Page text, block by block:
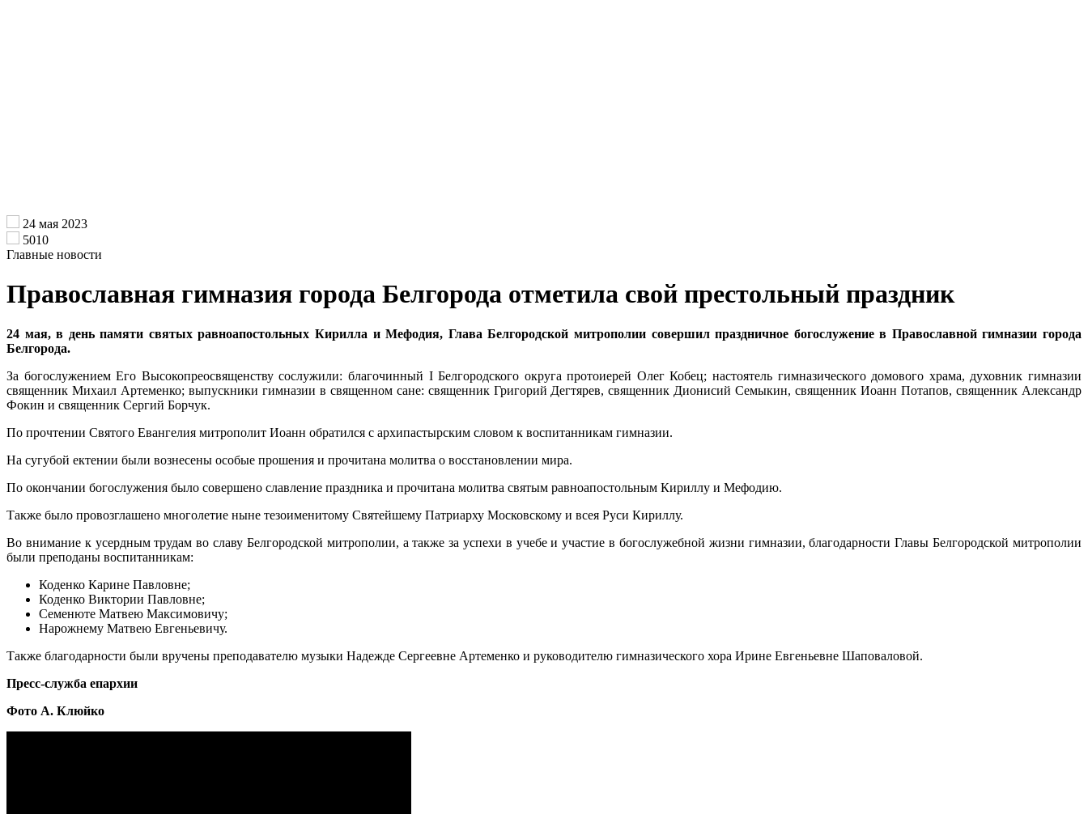
24 мая 2023
5010
Главные новости
Православная гимназия города Белгорода отметила свой престольный праздник
24 мая, в день памяти святых равноапостольных Кирилла и Мефодия, Глава Белгородской митрополии совершил праздничное богослужение в Православной гимназии города
Белгорода.
За богослужением Его Высокопреосвященству сослужили: благочинный I Белгородского округа протоиерей Олег Кобец; настоятель гимназического домового храма, духовник гимназии
священник Михаил Артеменко; выпускники гимназии в священном сане: священник Григорий Дегтярев, священник Дионисий Семыкин, священник Иоанн Потапов, священник Александр
Фокин и священник Сергий Борчук.
По прочтении Святого Евангелия митрополит Иоанн обратился с архипастырским словом к воспитанникам гимназии.
На сугубой ектении были вознесены особые прошения и прочитана молитва о восстановлении мира.
По окончании богослужения было совершено славление праздника и прочитана молитва святым равноапостольным Кириллу и Мефодию.
Также было провозглашено многолетие ныне тезоименитому Святейшему Патриарху Московскому и всея Руси Кириллу.
Во внимание к усердным трудам во славу Белгородской митрополии, а также за успехи в учебе и участие в богослужебной жизни гимназии, благодарности Главы Белгородской митрополии
были преподаны воспитанникам:
Коденко Карине Павловне;
Коденко Виктории Павловне;
Семенюте Матвею Максимовичу;
Нарожнему Матвею Евгеньевичу.
Также благодарности были вручены преподавателю музыки Надежде Сергеевне Артеменко и руководителю гимназического хора Ирине Евгеньевне Шаповаловой.
Пресс-служба епархии
Фото А. Клюйко